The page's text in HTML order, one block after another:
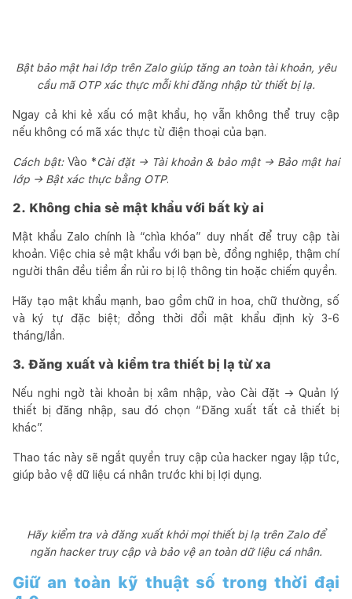
Bật bảo mật hai lớp trên Zalo giúp tăng an toàn tài khoản, yêu
cầu mã OTP xác thực mỗi khi đăng nhập từ thiết bị lạ.
Ngay cả khi kẻ xấu có mật khẩu, họ vẫn không thể truy cập
nếu không có mã xác thực từ điện thoại của bạn.
Cách bật:Vào *Cài đặt → Tài khoản & bảo mật → Bảo mật hai
lớp → Bật xác thực bằng OTP.
2. Không chia sẻ mật khẩu với bất kỳ ai
Mật khẩu Zalo chính là “chìa khóa” duy nhất để truy cập tài
khoản. Việc chia sẻ mật khẩu với bạn bè, đồng nghiệp, thậm chí
người thân đều tiềm ẩn rủi ro bị lộ thông tin hoặc chiếm quyền.
Hãy tạo mật khẩu mạnh, bao gồm chữ in hoa, chữ thường, số
và ký tự đặc biệt; đồng thời đổi mật khẩu định kỳ 3-6
tháng/lần.
3. Đăng xuất và kiểm tra thiết bị lạ từ xa
Nếu nghi ngờ tài khoản bị xâm nhập, vào Cài đặt → Quản lý
thiết bị đăng nhập, sau đó chọn “Đăng xuất tất cả thiết bị
khác”.
Thao tác này sẽ ngắt quyền truy cập của hacker ngay lập tức,
giúp bảo vệ dữ liệu cá nhân trước khi bị lợi dụng.
Hãy kiểm tra và đăng xuất khỏi mọi thiết bị lạ trên Zalo để
ngăn hacker truy cập và bảo vệ an toàn dữ liệu cá nhân.
Giữ an toàn kỹ thuật số trong thời đại